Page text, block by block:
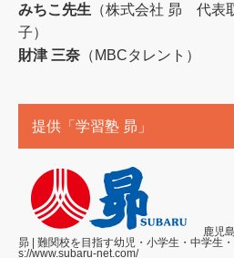
みちこ先生 （株式会社 昴 代
子）
財津 三奈 （MBCタレント）
提供「学習塾 昴」
鹿児
昴 | 難関校を目指す幼児・小学生・中学生
s://www.subaru-net.com/